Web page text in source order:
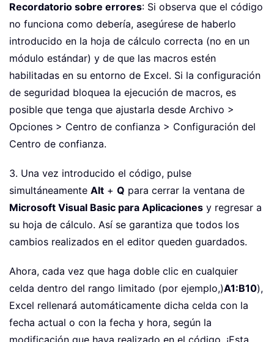
Recordatorio sobre errores: Si observa que el código
no funciona como debería, asegúrese de haberlo
introducido en la hoja de cálculo correcta (no en un
módulo estándar) y de que las macros estén
habilitadas en su entorno de Excel. Si la configuración
de seguridad bloquea la ejecución de macros, es
posible que tenga que ajustarla desde Archivo >
Opciones > Centro de confianza > Configuración del
Centro de confianza.
3. Una vez introducido el código, pulse
simultáneamente Alt + Q para cerrar la ventana de
Microsoft Visual Basic para Aplicaciones y regresar a
su hoja de cálculo. Así se garantiza que todos los
cambios realizados en el editor queden guardados.
Ahora, cada vez que haga doble clic en cualquier
celda dentro del rango limitado (por ejemplo,)A1:B10),
Excel rellenará automáticamente dicha celda con la
fecha actual o con la fecha y hora, según la